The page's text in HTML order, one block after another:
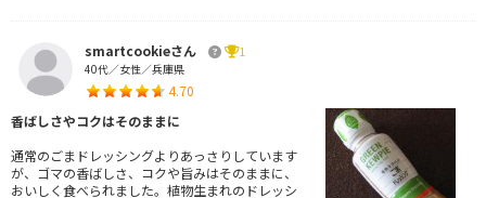
smartcookieさん
1
40代／女性／兵庫県
4.70
香ばしさやコクはそのままに
通常のごまドレッシングよりあっさりしています
が、ゴマの香ばしさ、コクや旨みはそのままに、
おいしく食べられました。植物生まれのドレッシ